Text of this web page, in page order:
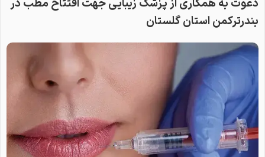
دعوت به همکاری از پزشک زیبایی جهت افتتاح مطب در
بندرترکمن استان گلستان